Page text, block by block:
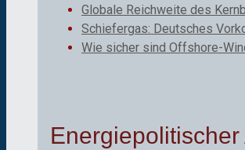
Globale Reichweite des
Schiefergas: Deutsches
Wie sicher sind Offshore-
Energiepolitischer